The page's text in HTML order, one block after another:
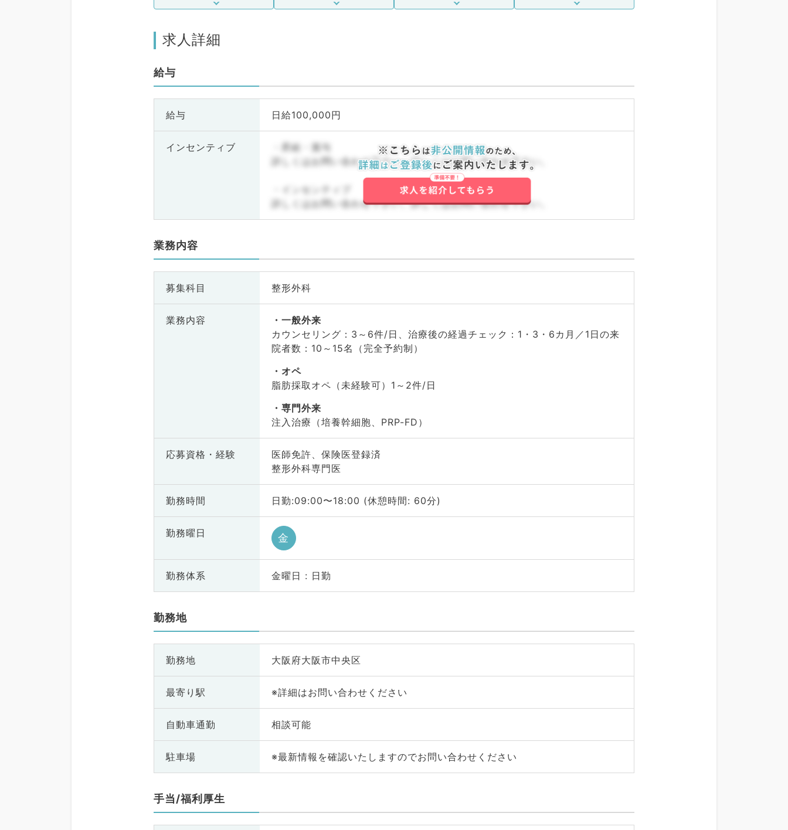
臓内科、老年内科、血液内
ーツ整形外科、大腸・肛門
外科、産業医、脊髄・脊椎
求人詳細
給与
給与 日給100,000円
インセンティブ
・昇給・賞与
詳しくはお問い合わせ下さい。詳しくはお問い合わせ下さい。
・インセンティブ
詳しくはお問い合わせ下さい。詳しくはお問い合わせ下さい。
業務内容
募集科目 整形外科
業務内容
一般外来
カウンセリング：3～6件/日、治療後の経過チェック：1・3・6カ月／1日の来
院者数：10～15名（完全予約制）
オペ
脂肪採取オペ（未経験可）1～2件/日
専門外来
注入治療（培養幹細胞、PRP-FD）
応募資格・ 経験
医師免許、保険医登録済
整形外科専門医
勤務時間 日勤:09:00〜18:00 (休憩時間: 60分)
勤務曜日 金
勤務体系 金曜日 : 日勤
勤務地
勤務地 大阪府大阪市中央区
最寄り駅 ※詳細はお問い合わせください
自動車通勤 相談可能
駐車場 ※最新情報を確認いたしますのでお問い合わせください
手当/福利厚生